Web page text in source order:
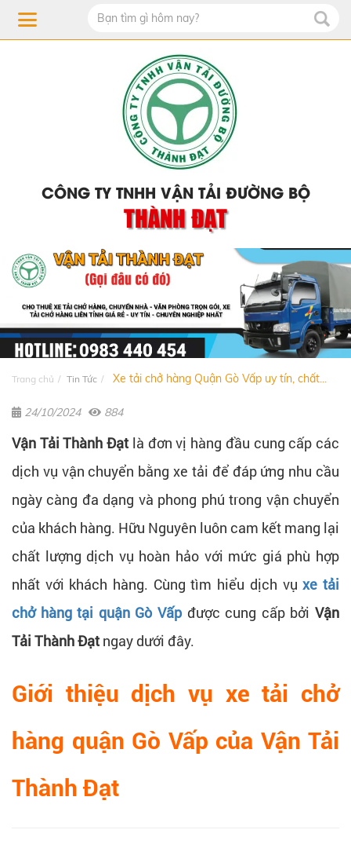
CÔNG TY TNHH VẬN TẢI ĐƯỜNG BỘ
THÀNH ĐẠT
Trang chủ Tin Tức Xe tải chở hàng Quận Gò Vấp uy tín, chất...
24/10/2024 884
Vận Tải Thành Đạt là đơn vị hàng đầu cung cấp các
dịch vụ vận chuyển bằng xe tải để đáp ứng nhu cầu
ngày càng đa dạng và phong phú trong vận chuyển
của khách hàng. Hữu Nguyên luôn cam kết mang lại
chất lượng dịch vụ hoàn hảo với mức giá phù hợp
nhất với khách hàng. Cùng tìm hiểu dịch vụxe tải
chở hàng tại quận Gò Vấp được cung cấp bởi Vận
Tải Thành Đạt ngay dưới đây.
Giới thiệu dịch vụ xe tải chở
hàng quận Gò Vấp của Vận Tải
Thành Đạt